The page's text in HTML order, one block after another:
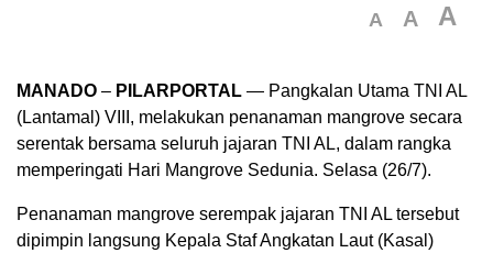
A A A
MANADO – PILARPORTAL — Pangkalan Utama TNI AL
(Lantamal) VIII, melakukan penanaman mangrove secara
serentak bersama seluruh jajaran TNI AL, dalam rangka
memperingati Hari Mangrove Sedunia. Selasa (26/7).
Penanaman mangrove serempak jajaran TNI AL tersebut
dipimpin langsung Kepala Staf Angkatan Laut (Kasal)